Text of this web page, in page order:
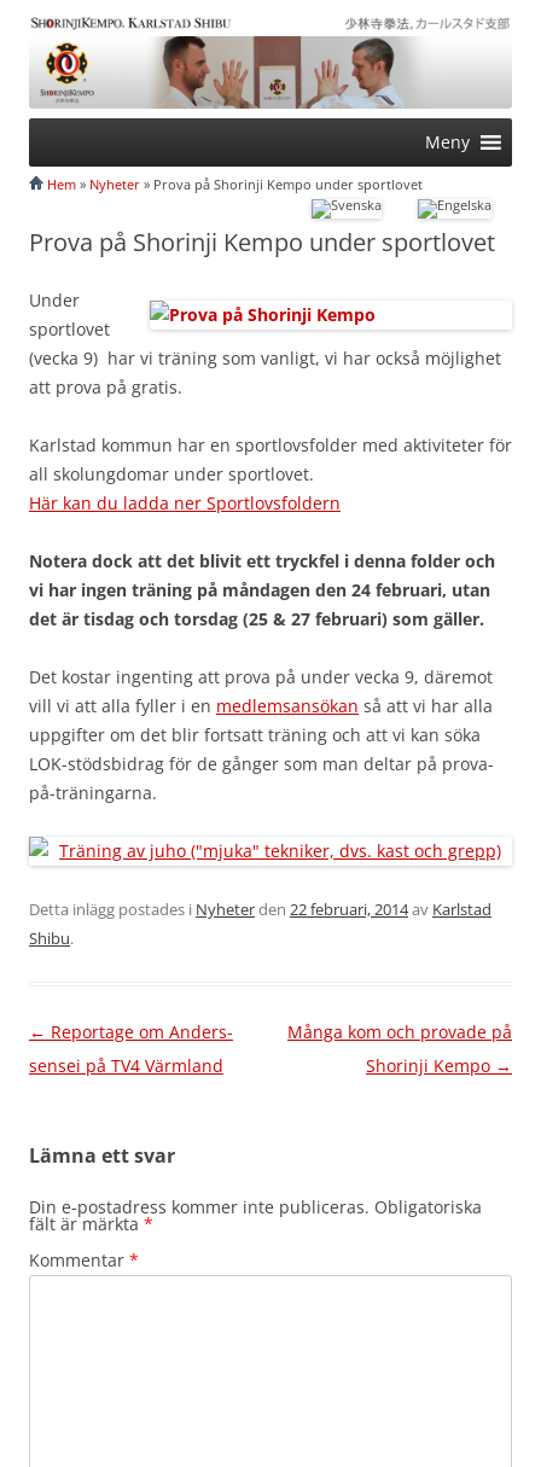
Hoppa
Meny
Hem » Nyheter » Prova på Shorinji Kempo under sportlovet
Prova på Shorinji Kempo under sportlovet
Under
sportlovet
(vecka 9) har vi träning som vanligt, vi har också möjlighet
att prova på gratis.
Karlstad kommun har en sportlovsfolder med aktiviteter för
all skolungdomar under sportlovet.
Här kan du ladda ner Sportlovsfoldern
Notera dock att det blivit ett tryckfel i denna folder och
vi har ingen träning på måndagen den 24 februari, utan
det är tisdag och torsdag (25 & 27 februari) som gäller.
Det kostar ingenting att prova på under vecka 9, däremot
vill vi att alla fyller i en medlemsansökan så att vi har alla
uppgifter om det blir fortsatt träning och att vi kan söka
LOK-stödsbidrag för de gånger som man deltar på prova-
på-träningarna.
Detta inlägg postades i Nyheterden 22 februari, 2014av Karlstad
Shibu.
Inläggsnavigering
← Reportage om Anders-
sensei på TV4 Värmland
Många kom och provade på
Shorinji Kempo →
Lämna ett svar
Din e-postadress kommer inte publiceras. Obligatoriska
fält är märkta *
Kommentar *